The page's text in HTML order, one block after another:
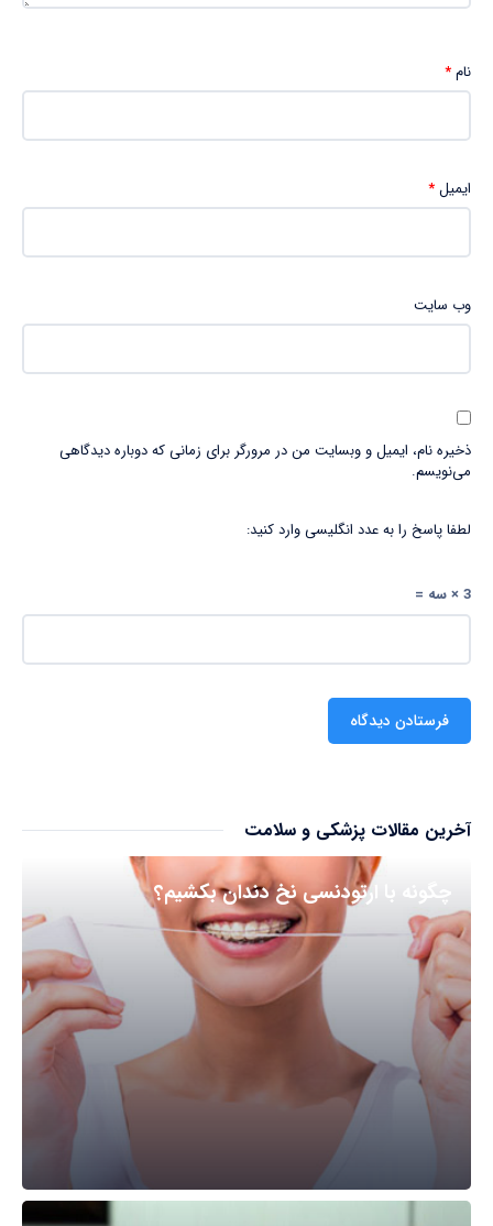
نام*
ایمیل*
وب‌ سایت
ذخیره نام، ایمیل و وبسایت من در مرورگر برای زمانی که دوباره دیدگاهی
می‌نویسم.
لطفا پاسخ را به عدد انگلیسی وارد کنید:
3 × سه =
آخرین مقالات پزشکی و سلامت
چگونه با ارتودنسی نخ دندان بکشیم؟